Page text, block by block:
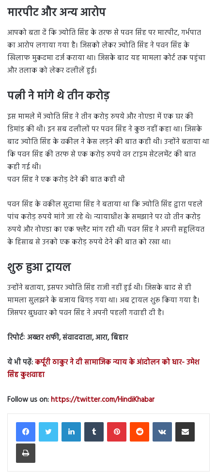
मारपीट और अन्य आरोप
आपको बता दें कि ज्योति सिंह के तरफ से पवन सिंह पर मारपीट, गर्भपात
का आरोप लगाया गया है। जिसको लेकर ज्योति सिंह ने पवन सिंह के
खिलाफ मुकदमा दर्ज कराया था। जिसके बाद यह मामला कोर्ट तक पहुंचा
और तलाक को लेकर दलीलें हुईं।
पत्नी ने मांगे थे तीन करोड़
इस मामले में ज्योति सिंह ने तीन करोड़ रुपये और नोएडा में एक घर की
डिमांड की थी। इन सब दलीलों पर पवन सिंह ने कुछ नहीं कहा था। जिसके
बाद ज्योति सिंह के वकील ने केस लड़ने की बात कही थी। उन्होंने बताया था
कि पवन सिंह की तरफ से एक करोड़ रुपये वन टाइम सेटलमेंट की बात
कही गई थी।
पवन सिंह ने एक करोड़ देने की बात कही थी
पवन सिंह के वकील सुदामा सिंह ने बताया था कि ज्योति सिंह द्वारा पहले
पांच करोड़ रुपये मांगे जा रहे थे। न्यायाधीश के समझाने पर वो तीन करोड़
रुपये और नोएडा का एक फ्लैट मांग रही थीं। पवन सिंह ने अपनी सहूलियत
के हिसाब से उनको एक करोड़ रुपये देने की बात को रखा था।
शुरु हुआ ट्रायल
उन्होंने बताया, इसपर ज्योति सिंह राजी नहीं हुई थी। जिसके बाद से ही
मामला सुलझने के बजाय बिगड़ गया था। अब ट्रायल शुरू किया गया है।
जिसपर बुधवार को पवन सिंह ने अपनी पहली गवाही दी है।
रिपोर्टः अख्तर शफी, संवाददाता, आरा, बिहार
ये भी पढ़ें:कर्पूरी ठाकुर ने दी सामाजिक न्याय के आंदोलन को धार- उमेश
सिंह कुशवाहा
Follow us on:https://twitter.com/HindiKhabar
LinkedInTumblr PinterestReddit VKontakteShare via Email
Print